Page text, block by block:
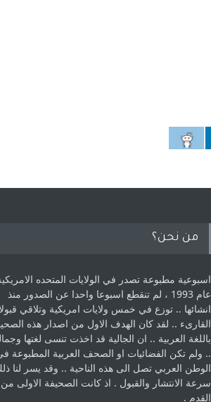
من نحن؟
اسبوعية مطبوعة تصدر في الولايات المتحده
عام 1993 ، لم ‏تنقطع اسبوعا واحدا عن الصدور منذ
انشائها .. توزع في خمس ولايات امريكية ‏وتلاقي
القارىء ..‏ لقد كان الهدف الاول من اصدار هذه
باللغة العربية .. ان الجالية قد اخذت ‏تنسى لغتها
.. ولم تكن الفضائيات او الصحف العربية المطبوعة
الوطن ‏العربي تصل الى هذه الناحية .. وقد يسر لنا
سرعة الانتشار والقبول . اذ كانت ‏الصحيفة الاولى
القدم . ‏